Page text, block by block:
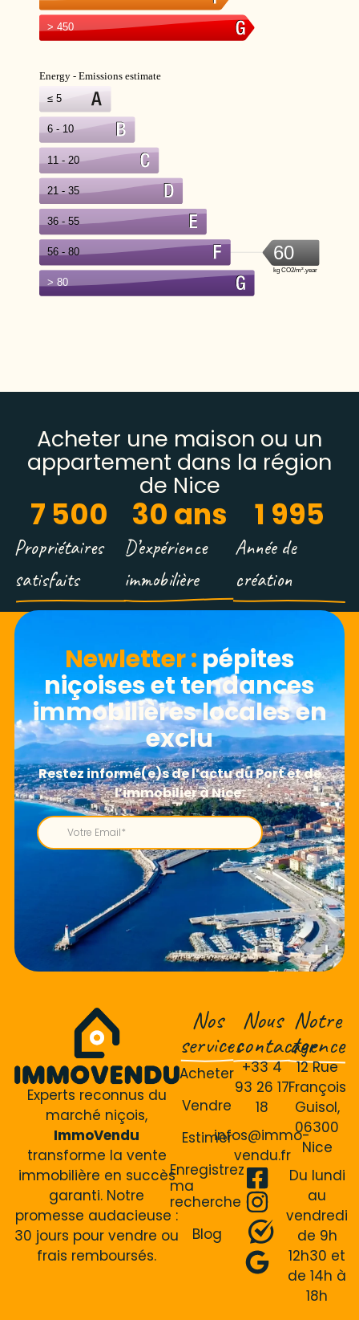
Acheter une maison ou un
appartement dans la région
de Nice
Propriétaires
satisfaits
7 500
D’expérience
immobilière
30 ans
Année de
création
1 995
Newletter​ : pépites
niçoises et tendances
immobilières locales en
exclu
Experts reconnus du
marché niçois,
ImmoVendu
transforme la vente
immobilière en succès
garanti. Notre
promesse audacieuse :
30 jours pour vendre ou
frais remboursés.
Nos
services
Acheter
Vendre
Estimer
Enregistrez
ma
recherche
Blog
Nous
contacter
+33 4
93 26 17
18
infos@immo-
vendu.fr
Notre
agence
12 Rue
François
Guisol,
06300
Nice
Du lundi
au
vendredi
de 9h
12h30 et
de 14h à
18h